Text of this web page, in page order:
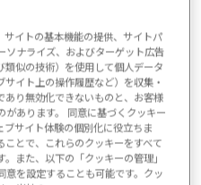
る頻繁なボトル
繰り返し直面して
残材を管理するた
つけることでし
トは、生産段階の
イトの基本機能の提供、サイトパ
ソナライズ、およびターゲット広告
似の技術）を使用して個人データ
サイト上の操作履歴など）を収集・
り無効化できないものと、お客様
あります。 同意に基づくクッキー
サイト体験の個別化に役立ちま
とで、これらのクッキーをすべて
また、以下の「クッキーの管理」
意を設定することも可能です。クッ